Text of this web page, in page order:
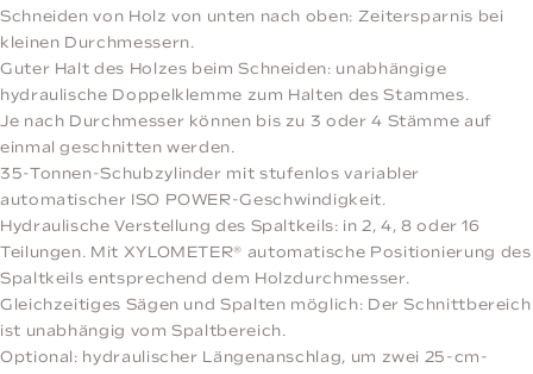
Schneiden von Holz von unten nach oben: Zeitersparnis bei
kleinen Durchmessern.
Guter Halt des Holzes beim Schneiden: unabhängige
hydraulische Doppelklemme zum Halten des Stammes.
Je nach Durchmesser können bis zu 3 oder 4 Stämme auf
einmal geschnitten werden.
35-Tonnen-Schubzylinder mit stufenlos variabler
automatischer ISO POWER-Geschwindigkeit.
Hydraulische Verstellung des Spaltkeils: in 2, 4, 8 oder 16
Teilungen. Mit XYLOMETER® automatische Positionierung des
Spaltkeils entsprechend dem Holzdurchmesser.
Gleichzeitiges Sägen und Spalten möglich: Der Schnittbereich
ist unabhängig vom Spaltbereich.
Optional: hydraulischer Längenanschlag, um zwei 25-cm-